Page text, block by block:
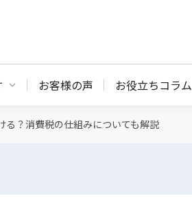
お客様の声 お役立ちコラム
？消費税の仕組みについても解説